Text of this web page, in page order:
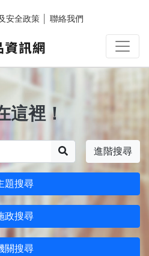
安全政策 聯絡我們
這裡！
進階搜尋
題搜尋
政搜尋
關搜尋